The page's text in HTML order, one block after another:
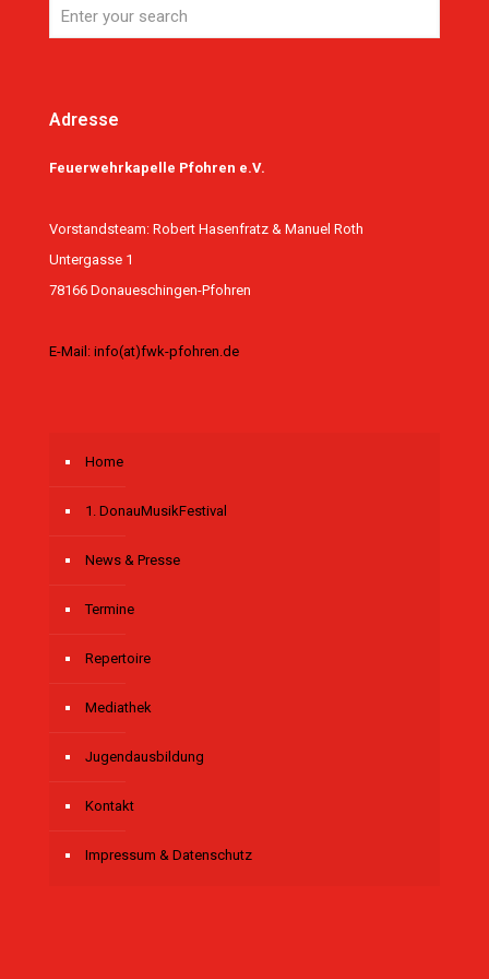
Adresse
Feuerwehrkapelle Pfohren e.V.
Vorstandsteam: Robert Hasenfratz & Manuel Roth
Untergasse 1
78166 Donaueschingen-Pfohren
E-Mail: info(at)fwk-pfohren.de
Home
1. DonauMusikFestival
News & Presse
Termine
Repertoire
Mediathek
Jugendausbildung
Kontakt
Impressum & Datenschutz